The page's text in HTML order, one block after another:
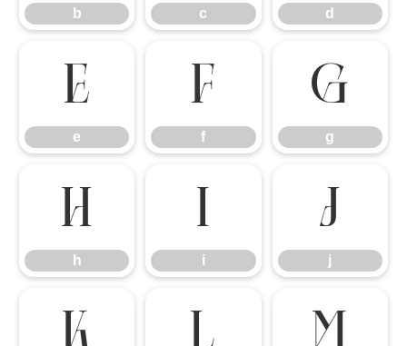
b c d
e
e
f
f
g
g
h
h
i
i
j
j